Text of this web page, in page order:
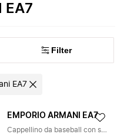
EA7
Filter
EA7
EMPORIO ARMANI EA7
Cappellino da baseball con stampa logo